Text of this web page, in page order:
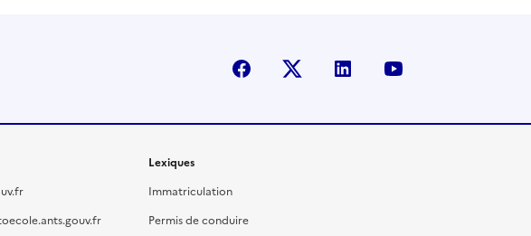
facebook X (anciennement Twitter)
linkedin
Lexiques
Immatriculation
Permis de conduire